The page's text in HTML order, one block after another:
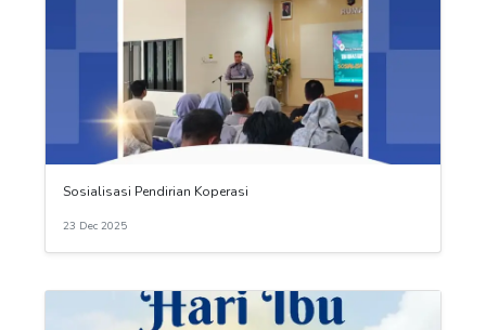
Sosialisasi Pendirian Koperasi
23 Dec 2025